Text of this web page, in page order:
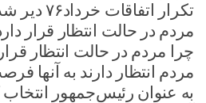
تکرار
مردم در حالت انتظار قرار
چرا مردم در حالت انتظار
مردم انتظار دارند به آنها
به عنوان رئیس‌جمهور انتخاب